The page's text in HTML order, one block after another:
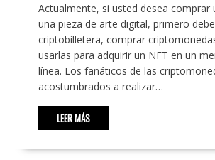
Actualmente, si usted desea comprar
una pieza de arte digital, primero
criptobilletera, comprar
usarlas para adquirir un NFT en un
línea. Los fanáticos de las
acostumbrados a realizar…
LEER MÁS